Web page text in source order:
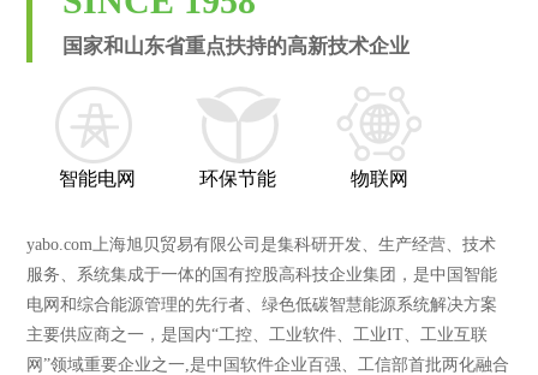
国家和山东省重点扶持的高新技术企业
智能电网 环保节能 物联网
yabo.com上海旭贝贸易有限公司是集科研开发、生产经营、技术
服务、系统集成于一体的国有控股高科技企业集团，是中国智能
电网和综合能源管理的先行者、绿色低碳智慧能源系统解决方案
主要供应商之一，是国内“工控、工业软件、工业IT、工业互联
网”领域重要企业之一,是中国软件企业百强、工信部首批两化融合